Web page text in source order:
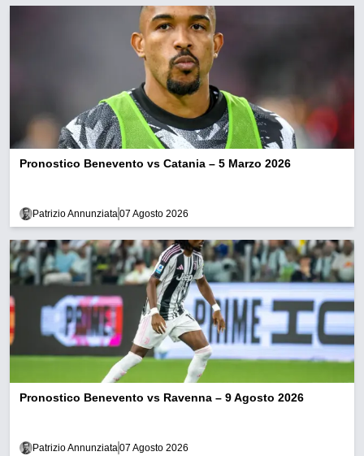
Pronostico Benevento vs Catania – 5 Marzo 2026
Patrizio Annunziata07 Agosto 2026
Pronostico Benevento vs Ravenna – 9 Agosto 2026
Patrizio Annunziata07 Agosto 2026